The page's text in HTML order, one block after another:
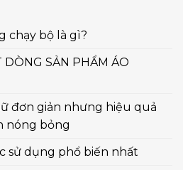
chạy bộ là gì?
DÒNG SẢN PHẨM ÁO
đơn giản nhưng hiệu quả
nóng bỏng
sử dụng phổ biến nhất